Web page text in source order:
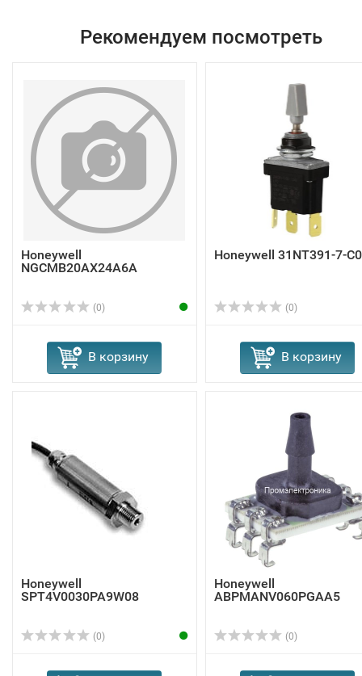
Рекомендуем посмотреть
Honeywell
NGCMB20AX24A6A
(0)
В корзину
Honeywell 31NT391-7-
(0)
В корзину
Honeywell
SPT4V0030PA9W08
(0)
Honeywell
ABPMANV060PGAA5
(0)